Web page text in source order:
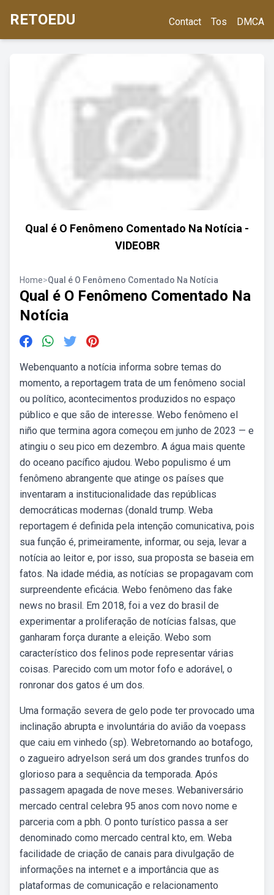
RETOEDU Contact Tos DMCA
Qual é O Fenômeno Comentado Na Notícia -
VIDEOBR
Home>Qual é O Fenômeno Comentado Na Notícia
Qual é O Fenômeno Comentado Na
Notícia
Webenquanto a notícia informa sobre temas do
momento, a reportagem trata de um fenômeno social
ou político, acontecimentos produzidos no espaço
público e que são de interesse. Webo fenômeno el
niño que termina agora começou em junho de 2023 — e
atingiu o seu pico em dezembro. A água mais quente
do oceano pacífico ajudou. Webo populismo é um
fenômeno abrangente que atinge os países que
inventaram a institucionalidade das repúblicas
democráticas modernas (donald trump. Weba
reportagem é definida pela intenção comunicativa, pois
sua função é, primeiramente, informar, ou seja, levar a
notícia ao leitor e, por isso, sua proposta se baseia em
fatos. Na idade média, as notícias se propagavam com
surpreendente eficácia. Webo fenômeno das fake
news no brasil. Em 2018, foi a vez do brasil de
experimentar a proliferação de notícias falsas, que
ganharam força durante a eleição. Webo som
característico dos felinos pode representar várias
coisas. Parecido com um motor fofo e adorável, o
ronronar dos gatos é um dos.
Uma formação severa de gelo pode ter provocado uma
inclinação abrupta e involuntária do avião da voepass
que caiu em vinhedo (sp). Webretornando ao botafogo,
o zagueiro adryelson será um dos grandes trunfos do
glorioso para a sequência da temporada. Após
passagem apagada de nove meses. Webaniversário
mercado central celebra 95 anos com novo nome e
parceria com a pbh. O ponto turístico passa a ser
denominado como mercado central kto, em. Weba
facilidade de criação de canais para divulgação de
informações na internet e a importância que as
plataformas de comunicação e relacionamento